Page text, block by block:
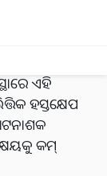
view)
ନୀରିକ୍ଷଣ
ଚିହ୍ନଟ
ଏହି
ହସ୍ତକ୍ଷେପ
କମ୍